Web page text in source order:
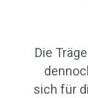
Die
sich für